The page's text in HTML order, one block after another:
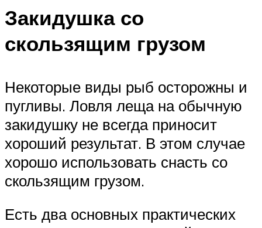
Закидушка со
скользящим грузом
Некоторые виды рыб осторожны и
пугливы. Ловля леща на обычную
закидушку не всегда приносит
хороший результат. В этом случае
хорошо использовать снасть со
скользящим грузом.
Есть два основных практических